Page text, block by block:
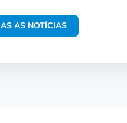
AS NOTÍCIAS